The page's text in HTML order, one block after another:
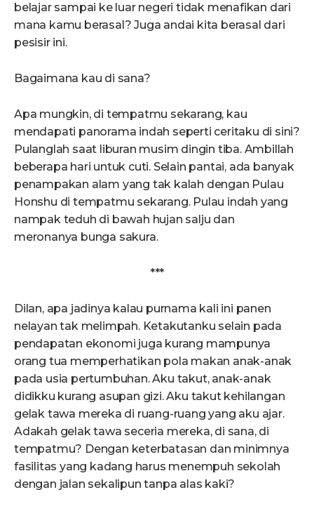
belajar sampai ke luar negeri tidak menafikan dari
mana kamu berasal? Juga andai kita berasal dari
pesisir ini.
Bagaimana kau di sana?
Apa mungkin, di tempatmu sekarang, kau
mendapati panorama indah seperti ceritaku di sini?
Pulanglah saat liburan musim dingin tiba. Ambillah
beberapa hari untuk cuti. Selain pantai, ada banyak
penampakan alam yang tak kalah dengan Pulau
Honshu di tempatmu sekarang. Pulau indah yang
nampak teduh di bawah hujan salju dan
meronanya bunga sakura.
***
Dilan, apa jadinya kalau purnama kali ini panen
nelayan tak melimpah. Ketakutanku selain pada
pendapatan ekonomi juga kurang mampunya
orang tua memperhatikan pola makan anak-anak
pada usia pertumbuhan. Aku takut, anak-anak
didikku kurang asupan gizi. Aku takut kehilangan
gelak tawa mereka di ruang-ruang yang aku ajar.
Adakah gelak tawa seceria mereka, di sana, di
tempatmu? Dengan keterbatasan dan minimnya
fasilitas yang kadang harus menempuh sekolah
dengan jalan sekalipun tanpa alas kaki?